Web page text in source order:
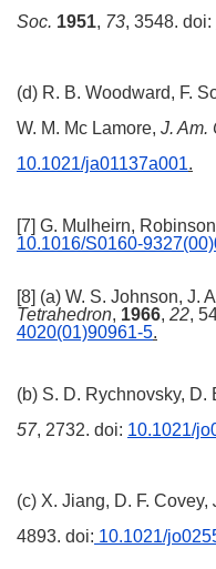
Soc. 1951, 73, 3548. doi:
(d) R. B. Woodward, F.
W. M. Mc Lamore, J. Am.
10.1021/ja01137a001.
[7] G. Mulheirn,
10.1016/S0160-
[8] (a) W. S. Johnson, J.
Tetrahedron, 1966, 22,
4020(01)90961-5.
(b) S. D. Rychnovsky, D.
57, 2732. doi: 10.1021/
(c) X. Jiang, D. F. Covey,
4893. doi: 10.1021/